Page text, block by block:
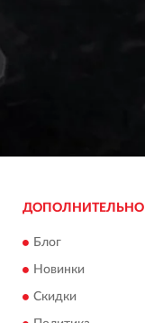
ДОПОЛНИТЕЛЬНО
Блог
Новинки
Скидки